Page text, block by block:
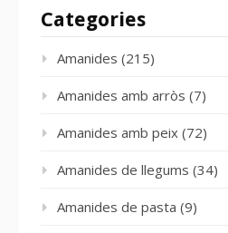
Categories
Amanides (215)
Amanides amb arròs (7)
Amanides amb peix (72)
Amanides de llegums (34)
Amanides de pasta (9)